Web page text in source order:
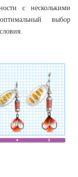
с несколькими
выбор